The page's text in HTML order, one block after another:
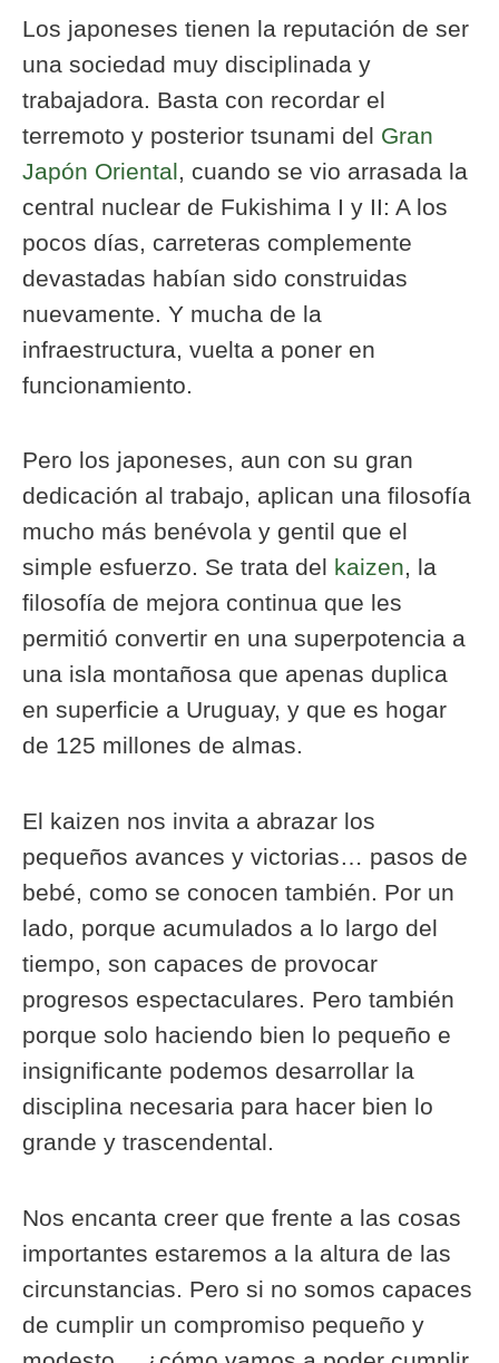
Los japoneses tienen la reputación de ser
una sociedad muy disciplinada y
trabajadora. Basta con recordar el
terremoto y posterior tsunami del Gran
Japón Oriental , cuando se vio arrasada la
central nuclear de Fukishima I y II: A los
pocos días, carreteras complemente
devastadas habían sido construidas
nuevamente. Y mucha de la
infraestructura, vuelta a poner en
funcionamiento.
Pero los japoneses, aun con su gran
dedicación al trabajo, aplican una filosofía
mucho más benévola y gentil que el
simple esfuerzo. Se trata del kaizen, la
filosofía de mejora continua que les
permitió convertir en una superpotencia a
una isla montañosa que apenas duplica
en superficie a Uruguay, y que es hogar
de 125 millones de almas.
El kaizen nos invita a abrazar los
pequeños avances y victorias… pasos de
bebé, como se conocen también. Por un
lado, porque acumulados a lo largo del
tiempo, son capaces de provocar
progresos espectaculares. Pero también
porque solo haciendo bien lo pequeño e
insignificante podemos desarrollar la
disciplina necesaria para hacer bien lo
grande y trascendental.
Nos encanta creer que frente a las cosas
importantes estaremos a la altura de las
circunstancias. Pero si no somos capaces
de cumplir un compromiso pequeño y